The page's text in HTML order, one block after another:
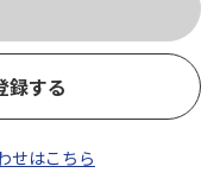
録する
せはこちら